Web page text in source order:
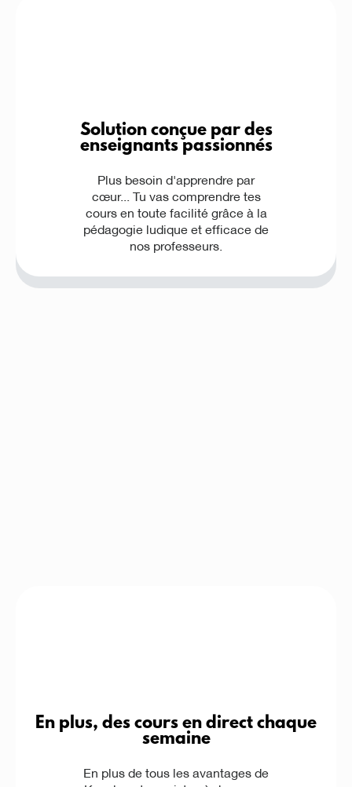
Solution conçue par des
enseignants passionnés
Plus besoin d'apprendre par
cœur... Tu vas comprendre tes
cours en toute facilité grâce à la
pédagogie ludique et efficace de
nos professeurs.
En plus, des cours en direct chaque
semaine
En plus de tous les avantages de